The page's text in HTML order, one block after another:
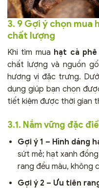
3. 9 Gợi ý chọn mua
chất lượng
Khi tìm mua hạt cà phê
chất lượng và nguồn
hương vị đặc trưng.
dụng giúp bạn chọn
tiết kiệm được thời gian
3.1. Nắm vững đặc
Gợi ý 1 – Hình dáng
sứt mẻ; hạt xanh
rang đều màu, không
Gợi ý 2 – Ưu tiên